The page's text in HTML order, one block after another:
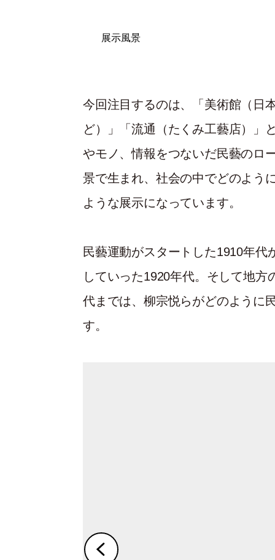
展示風景
今回注目するのは、「美術館（日
ど）」「流通（たくみ工藝店）」
やモノ、情報をつないだ民藝のロ
景で生まれ、社会の中でどのよう
ような展示になっています。
民藝運動がスタートした1910年
していった1920年代。そして地
代までは、柳宗悦らがどのように
す。